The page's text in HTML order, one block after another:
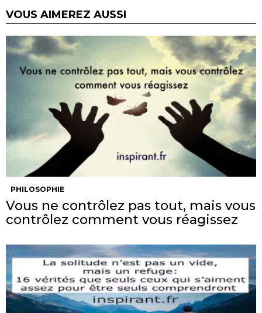
VOUS AIMEREZ AUSSI
PHILOSOPHIE
Vous ne contrôlez pas tout, mais vous
contrôlez comment vous réagissez